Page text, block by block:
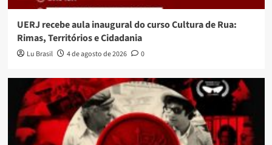
UERJ recebe aula inaugural do curso Cultura de Rua:
Rimas, Territórios e Cidadania
Lu Brasil 4 de agosto de 2026 0